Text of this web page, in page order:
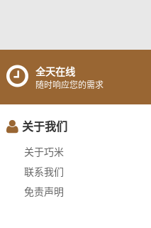
全天在线
随时响应您的需求
关于我们
关于巧米
联系我们
免责声明